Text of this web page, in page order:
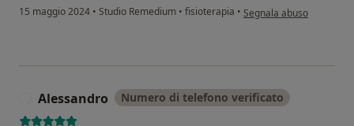
15 maggio 2024 • Studio Remedium • fisioterapia • secondo l'opinione
Segnala abuso
Alessandro Numero di telefono verificato